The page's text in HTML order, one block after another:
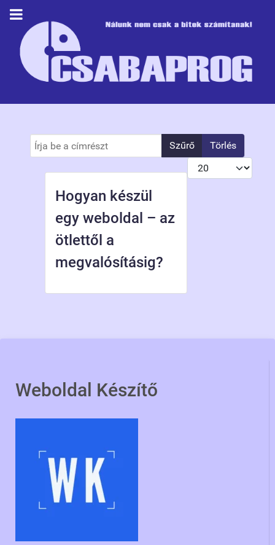
Írja be a címrészt Szűrő
Törlés
Tételek #
Hogyan készül
egy weboldal – az
ötlettől a
megvalósításig?
Weboldal Készítő